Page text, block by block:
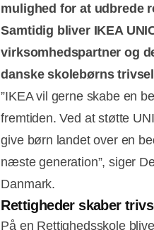
mulighed for at udbrede
Samtidig bliver IKEA
virksomhedspartner og
danske skolebørns
”IKEA vil gerne skabe en
fremtiden. Ved at støtte
give børn landet over en
næste generation”, siger
Danmark.
Rettigheder skaber
På en Rettighedsskole